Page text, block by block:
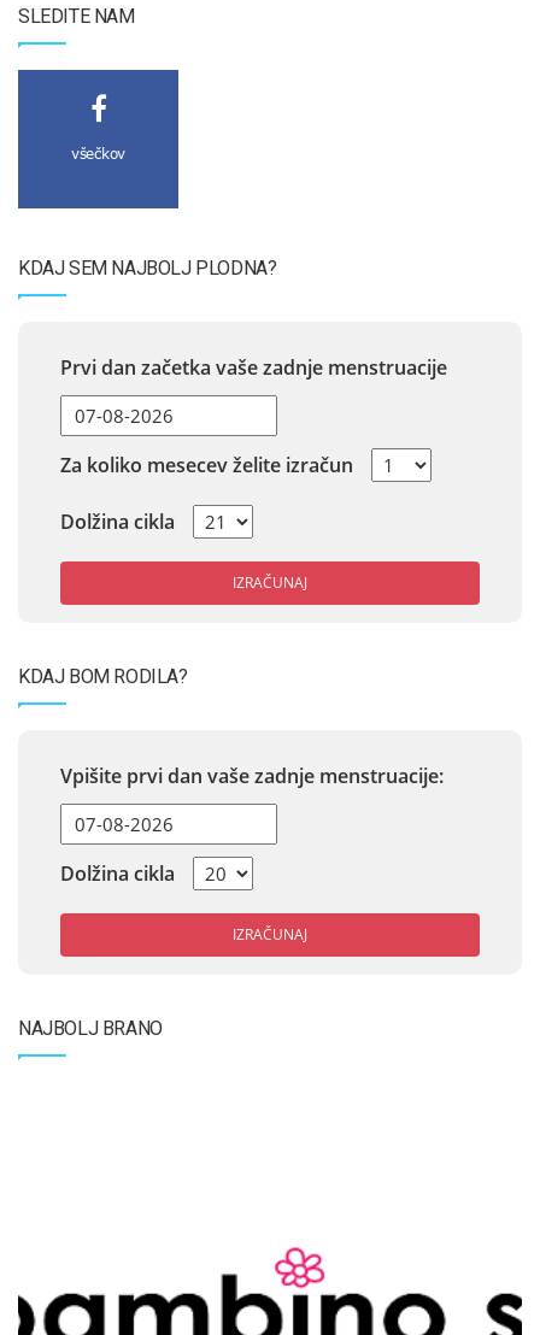
SLEDITE NAM
všečkov
KDAJ SEM NAJBOLJ PLODNA?
Prvi dan začetka vaše zadnje menstruacije
Za koliko mesecev želite izračun
Dolžina cikla
IZRAČUNAJ
KDAJ BOM RODILA?
Vpišite prvi dan vaše zadnje menstruacije:
Dolžina cikla
IZRAČUNAJ
NAJBOLJ BRANO